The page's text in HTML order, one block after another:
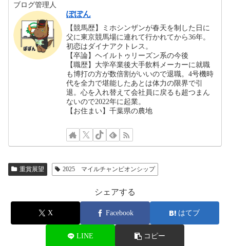
ブログ管理人
ぽぽん
【競馬歴】ミホシンザンが春天を制した日に
父に東京競馬場に連れて行かれてから36年。
初恋はダイナアクトレス。
【卒論】ヘイルトゥリーズン系の今後
【職歴】大学卒業後大手飲料メーカーに就職
も博打の方が数倍割がいいので退職。4号機時
代を全力で堪能したあとは体力の限界で引
退。心を入れ替えて会社員に戻るも超つまん
ないので2022年に起業。
【お住まい】千葉県の農地
重賞展望 2025 マイルチャンピオンシップ
シェアする
X Facebook はてブ
LINE コピー